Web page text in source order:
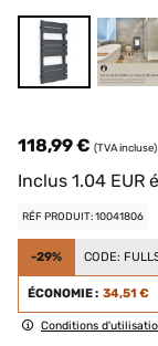
118,99 € (TVA incluse)
Inclus 1.04 EUR
RÉF PRODUIT: 10041806
-29% CODE:
ÉCONOMIE : 34,51 €
Conditions